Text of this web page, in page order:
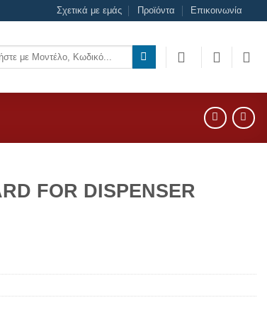
Σχετικά με εμάς Προϊόντα Επικοινωνία
FOR DISPENSER